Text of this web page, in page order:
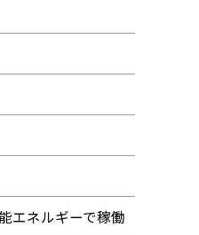
エネルギーで稼働